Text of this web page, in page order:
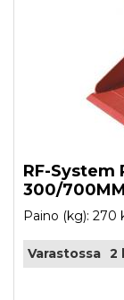
RF-System
300/
Paino (kg): 270
Varastossa 2